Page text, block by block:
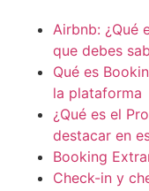
Airbnb: ¿Qué
que debes
Qué es
la plataforma
¿Qué es el
destacar en
Booking
Check-in y